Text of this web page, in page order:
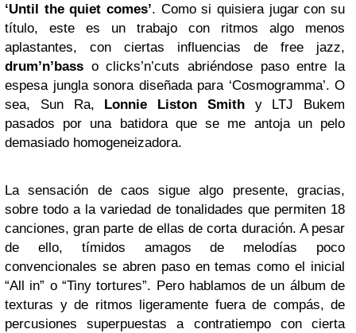
‘Until the quiet comes’. Como si quisiera jugar con su
título, este es un trabajo con ritmos algo menos
aplastantes, con ciertas influencias de free jazz,
drum’n’bass o clicks’n’cuts abriéndose paso entre la
espesa jungla sonora diseñada para ‘Cosmogramma’. O
sea, Sun Ra, Lonnie Liston Smithy LTJ Bukem
pasados por una batidora que se me antoja un pelo
demasiado homogeneizadora.
La sensación de caos sigue algo presente, gracias,
sobre todo a la variedad de tonalidades que permiten 18
canciones, gran parte de ellas de corta duración. A pesar
de ello, tímidos amagos de melodías poco
convencionales se abren paso en temas como el inicial
“All in” o “Tiny tortures”. Pero hablamos de un álbum de
texturas y de ritmos ligeramente fuera de compás, de
percusiones superpuestas a contratiempo con cierta